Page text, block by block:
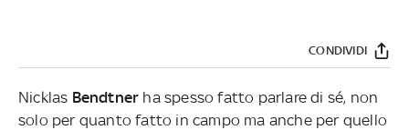
CONDIVIDI
Nicklas Bendtner ha spesso fatto parlare di sé, non
solo per quanto fatto in campo ma anche per quello